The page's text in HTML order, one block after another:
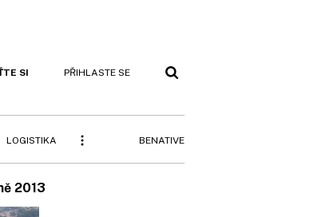
SI PŘIHLASTE SE
LOGISTIKA BENATIVE
2013